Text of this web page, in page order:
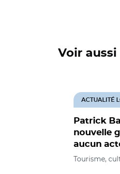
Voir aussi
Patrick
nouvelle
aucun
ACTUALITÉ
Tourisme,